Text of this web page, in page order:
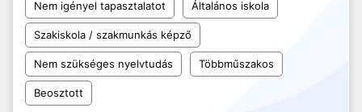
Nem igényel tapasztalatot Általános iskola
Szakiskola / szakmunkás képző
Nem szükséges nyelvtudás Többműszakos
Beosztott